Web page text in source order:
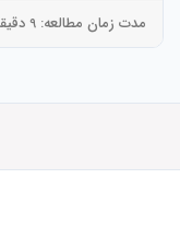
مدت زمان مطالعه: 9 دقیقه